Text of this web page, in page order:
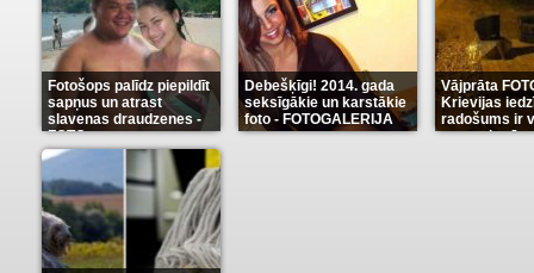
Fotošops palīdz piepildīt
sapņus un atrast
slavenas draudzenes -
FOTO(13)
Debešķīgi! 2014. gada
seksīgākie un karstākie
foto - FOTOGALERIJA
(9)
Vājprāta
Krievijas
radošums ir